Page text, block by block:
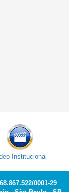
Institucional
0001-29